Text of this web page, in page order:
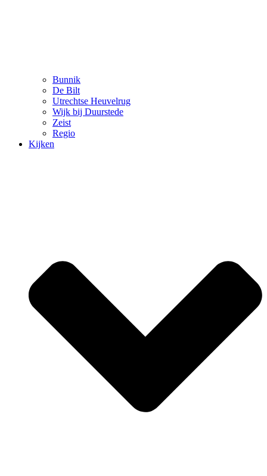
Bunnik
De Bilt
Utrechtse Heuvelrug
Wijk bij Duurstede
Zeist
Regio
Kijken